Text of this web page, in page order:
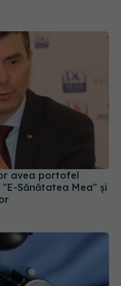
avea portofel
Sănătatea Mea" și